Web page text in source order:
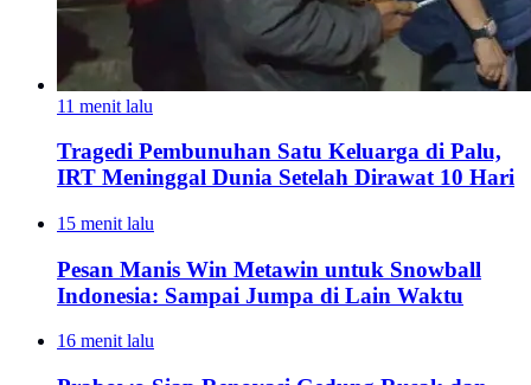
11 menit lalu
Tragedi Pembunuhan Satu Keluarga di Palu,
IRT Meninggal Dunia Setelah Dirawat 10 Hari
15 menit lalu
Pesan Manis Win Metawin untuk Snowball
Indonesia: Sampai Jumpa di Lain Waktu
16 menit lalu